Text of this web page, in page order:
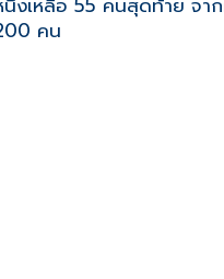
นึ่งเหลือ 55 คนสุดท้าย จา
คน